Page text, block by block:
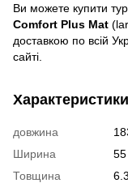
Ви можете купити
Comfort Plus Mat
доставкою по всій
сайті.
Характеристики
довжина
Ширина
Товщина